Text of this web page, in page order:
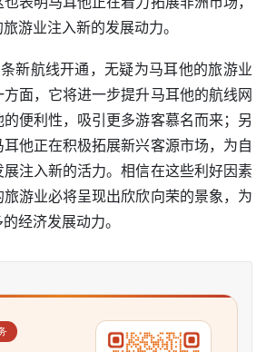
游业注入新的发展动力。
新航线开通，无疑为马耳他的旅游业
面，它将进一步提升马耳他的航线网
便利性，吸引更多游客慕名而来；另
他正在积极拓展新兴客源市场，为自
注入新的活力。相信在这些利好因素
游业必将呈现出欣欣向荣的景象，为
经济发展动力。